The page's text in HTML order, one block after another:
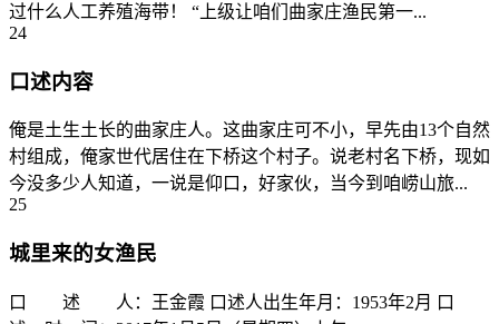
过什么人工养殖海带！ “上级让咱们曲家庄渔民第一...
24
口述内容
俺是土生土长的曲家庄人。这曲家庄可不小，早先由13个自然
村组成，俺家世代居住在下桥这个村子。说老村名下桥，现如
今没多少人知道，一说是仰口，好家伙，当今到咱崂山旅...
25
城里来的女渔民
口 述 人：王金霞 口述人出生年月：1953年2月 口